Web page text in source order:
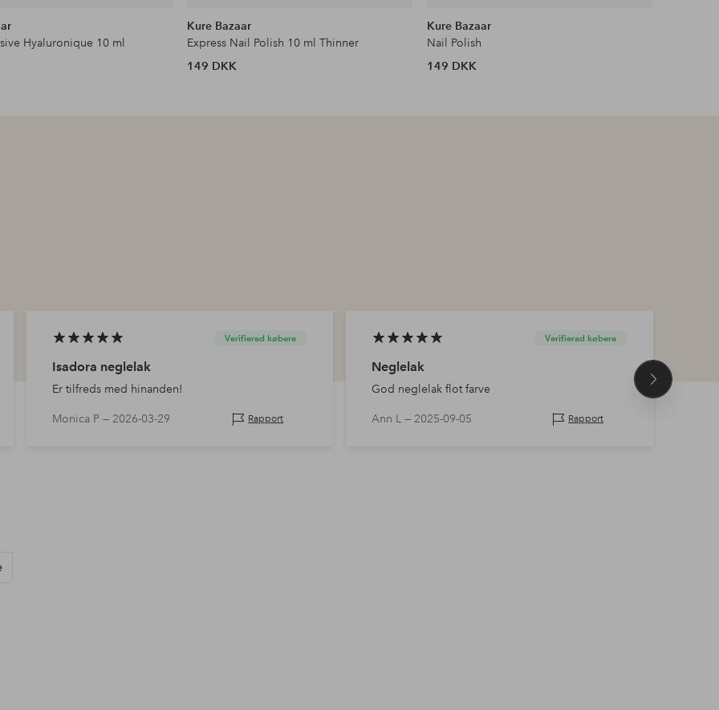
Hyaluronique 10 ml
Kure Bazaar
Express Nail Polish 10 ml Thinner
149 DKK
Kure Bazaar
Nail Polish
149 DKK
Verifierad købere
Isadora neglelak
Er tilfreds med hinanden!
Monica P — 2026-03-29 Rapport
Verifierad købere
Neglelak
God neglelak flot farve
Ann L —2025-09-05 Rapport
Næste